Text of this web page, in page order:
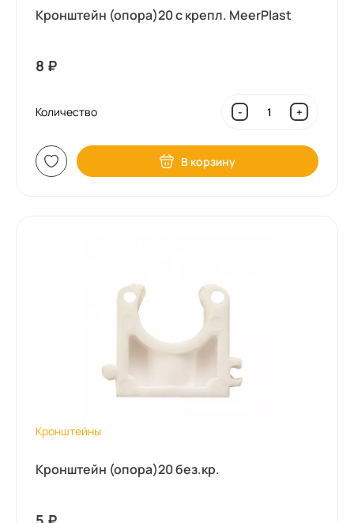
Кронштейн (опора)20 с крепл. MeerPlast
8 ₽
Количество - +
В корзину
Кронштейны
Кронштейн (опора)20 без.кр.